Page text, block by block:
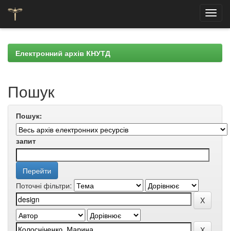
navigationЕлектронний архів КНУТД
Пошук
Пошук:
запит
Поточні фільтри: